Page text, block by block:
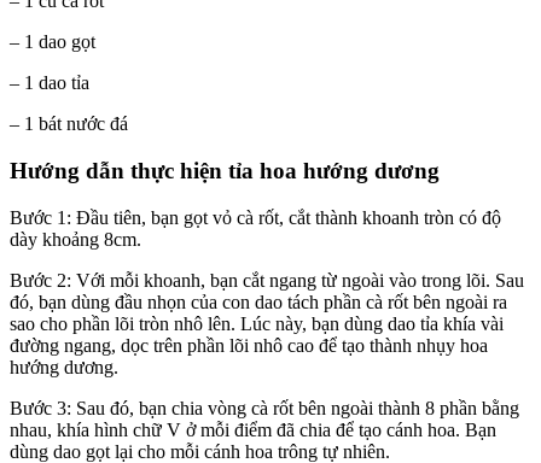
– 1 dao gọt
– 1 dao tỉa
– 1 bát nước đá
Hướng dẫn thực hiện tỉa hoa hướng dương
Bước 1: Đầu tiên, bạn gọt vỏ cà rốt, cắt thành khoanh tròn có độ
dày khoảng 8cm.
Bước 2: Với mỗi khoanh, bạn cắt ngang từ ngoài vào trong lõi. Sau
đó, bạn dùng đầu nhọn của con dao tách phần cà rốt bên ngoài ra
sao cho phần lõi tròn nhô lên. Lúc này, bạn dùng dao tỉa khía vài
đường ngang, dọc trên phần lõi nhô cao để tạo thành nhụy hoa
hướng dương.
Bước 3: Sau đó, bạn chia vòng cà rốt bên ngoài thành 8 phần bằng
nhau, khía hình chữ V ở mỗi điểm đã chia để tạo cánh hoa. Bạn
dùng dao gọt lại cho mỗi cánh hoa trông tự nhiên.